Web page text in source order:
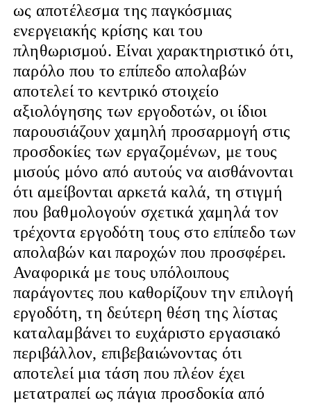
ως αποτέλεσμα της παγκόσμιας
ενεργειακής κρίσης και του
πληθωρισμού. Είναι χαρακτηριστικό ότι,
παρόλο που το επίπεδο απολαβών
αποτελεί το κεντρικό στοιχείο
αξιολόγησης των εργοδοτών, οι ίδιοι
παρουσιάζουν χαμηλή προσαρμογή στις
προσδοκίες των εργαζομένων, με τους
μισούς μόνο από αυτούς να αισθάνονται
ότι αμείβονται αρκετά καλά, τη στιγμή
που βαθμολογούν σχετικά χαμηλά τον
τρέχοντα εργοδότη τους στο επίπεδο των
απολαβών και παροχών που προσφέρει.
Αναφορικά με τους υπόλοιπους
παράγοντες που καθορίζουν την επιλογή
εργοδότη, τη δεύτερη θέση της λίστας
καταλαμβάνει το ευχάριστο εργασιακό
περιβάλλον, επιβεβαιώνοντας ότι
αποτελεί μια τάση που πλέον έχει
μετατραπεί ως πάγια προσδοκία από